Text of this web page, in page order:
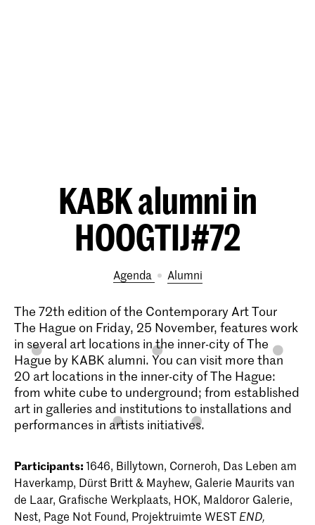
KABK alumni in
HOOGTIJ#72
Agenda alumni
The 72th edition of the Contemporary Art Tour
The Hague on Friday, 25 November, features work
in several art locations in the inner-city of The
Hague by KABK alumni. You can visit more than
20 art locations in the inner-city of The Hague:
from white cube to underground; from established
art in galleries and institutions to installations and
performances in artists initiatives.
Participants:1646, Billytown, Corneroh, Das Leben am
Haverkamp, Dürst Britt & Mayhew, Galerie Maurits van
de Laar, Grafische Werkplaats, HOK, Maldoror Galerie,
Nest, Page Not Found, Projektruimte WESTEND,